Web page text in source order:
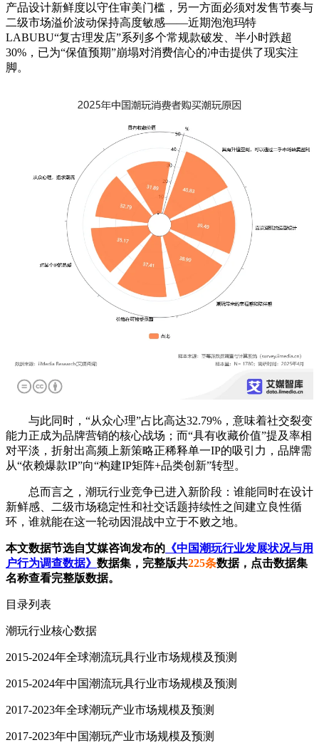
产品设计新鲜度以守住审美门槛，另一方面必须对发售节奏与
二级市场溢价波动保持高度敏感——近期泡泡玛特
LABUBU“复古理发店”系列多个常规款破发、半小时跌超
30%，已为“保值预期”崩塌对消费信心的冲击提供了现实注
脚。
与此同时，“从众心理”占比高达32.79%，意味着社交裂变
能力正成为品牌营销的核心战场；而“具有收藏价值”提及率相
对平淡，折射出高频上新策略正稀释单一IP的吸引力，品牌需
从“依赖爆款IP”向“构建IP矩阵+品类创新”转型。
总而言之，潮玩行业竞争已进入新阶段：谁能同时在设计
新鲜感、二级市场稳定性和社交话题持续性之间建立良性循
环，谁就能在这一轮动因混战中立于不败之地。
本文数据节选自艾媒咨询发布的 《中国潮玩行业发展状况与用
户行为调查数据》 数据集，完整版共225条数据，点击数据集
名称查看完整版数据。
目录列表
潮玩行业核心数据
2015-2024年全球潮流玩具行业市场规模及预测
2015-2024年中国潮流玩具行业市场规模及预测
2017-2023年全球潮玩产业市场规模及预测
2017-2023年中国潮玩产业市场规模及预测